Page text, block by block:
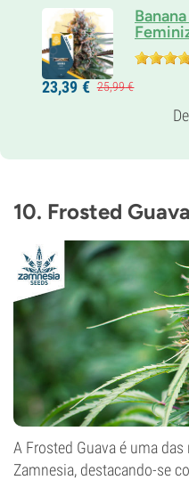
Pais
OG Kush x Banana
60%
9-10 semanas
CBD
Tipo de floração
Período de luz
23,39 € 25,99€
10. Frosted Guava
A Frosted Guava é uma
Zamnesia, destacando-se